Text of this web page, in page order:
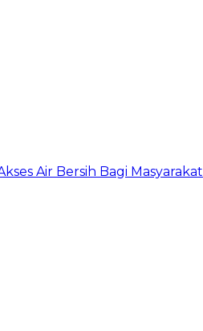
Air Bersih Bagi Masyarakat